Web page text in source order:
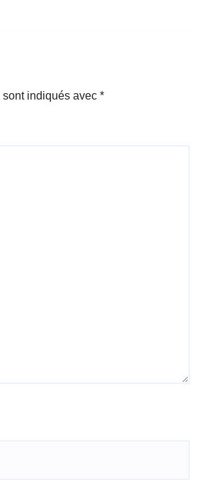
indiqués avec *